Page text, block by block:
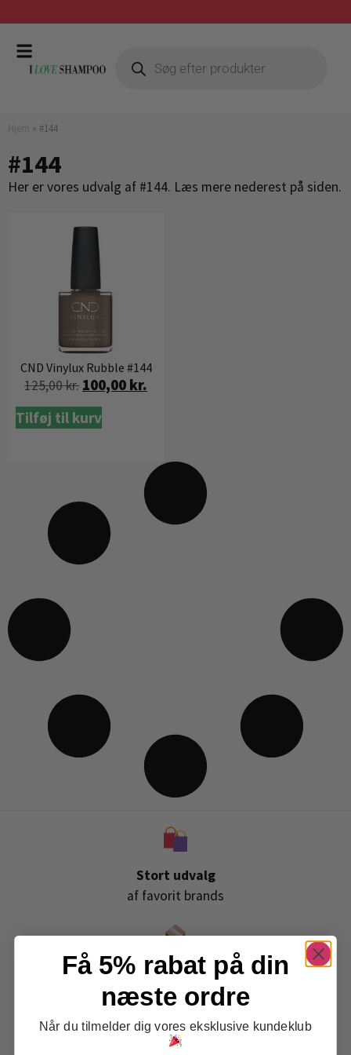
» #144
#144
Her er vores udvalg af #144. Læs mere nederest på siden.
CND Vinylux Rubble #144
125,00kr. 100,00 kr.
Tilføj til kurv
Stort udvalg
af favorit brands
Gratis levering
ved køb over 399,-
Få 5% rabat på din
næste ordre
Når du tilmelder dig vores eksklusive kundeklub